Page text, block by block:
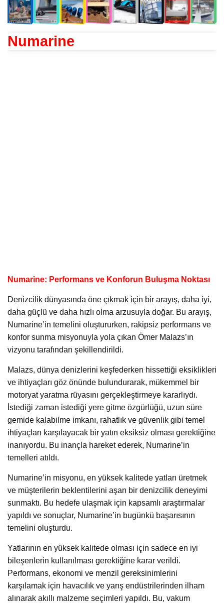
Numarine
Numarine: Performans ve Konforun Buluşma Noktası
Denizcilik dünyasında öne çıkmak için bir arayış, daha iyi,
daha güçlü ve daha hızlı olma arzusuyla doğar. Bu arayış,
Numarine’in temelini oluştururken, rakipsiz performans ve
konfor sunma misyonuyla yola çıkan Ömer Malazs’ın
vizyonu tarafından şekillendirildi.
Malazs, dünya denizlerini keşfederken hissettiği eksiklikleri
ve ihtiyaçları göz önünde bulundurarak, mükemmel bir
motoryat yaratma rüyasını gerçekleştirmeye kararlıydı.
İstediği zaman istediği yere gitme özgürlüğü, uzun süre
gemide kalabilme imkanı, rahatlık ve güvenlik gibi temel
ihtiyaçları karşılayacak bir yatın eksiksiz olması gerektiğine
inanıyordu. Bu inançla hareket ederek, Numarine’in
temelleri atıldı.
Numarine’in misyonu, en yüksek kalitede yatları üretmek
ve müşterilerin beklentilerini aşan bir denizcilik deneyimi
sunmaktı. Bu hedefe ulaşmak için kapsamlı araştırmalar
yapıldı ve sonuçlar, Numarine’in bugünkü başarısının
temelini oluşturdu.
Yatlarının en yüksek kalitede olması için sadece en iyi
bileşenlerin kullanılması gerektiğine karar verildi.
Performans, ekonomi ve menzil gereksinimlerini
karşılamak için havacılık ve yarış endüstrilerinden ilham
alınarak akıllı malzeme seçimleri yapıldı. Bu, vakum